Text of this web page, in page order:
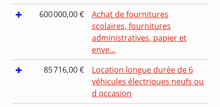
600 000,00 €
Achat de fournitures
scolaires, fournitures
administratives, papier et
enve...
85 716,00 €
Location longue durée de 6
véhicules électriques neufs ou
d occasion